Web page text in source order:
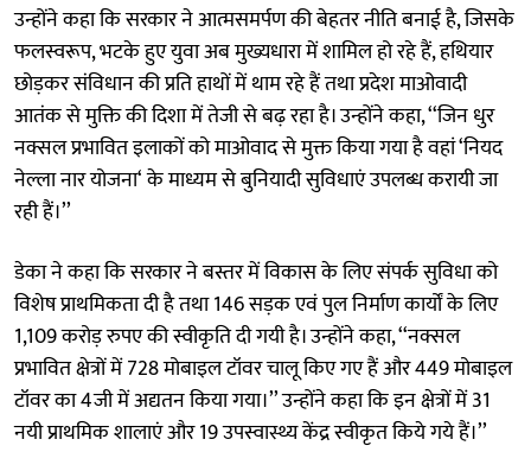
उन्होंने कहा कि सरकार ने आत्मसमर्पण की बेहतर नीति बनाई है, जिसके
फलस्वरूप, भटके हुए युवा अब मुख्यधारा में शामिल हो रहे हैं, हथियार
छोड़कर संविधान की प्रति हाथों में थाम रहे हैं तथा प्रदेश माओवादी
आतंक से मुक्ति की दिशा में तेजी से बढ़ रहा है। उन्होंने कहा, ‘‘जिन धुर
नक्सल प्रभावित इलाकों को माओवाद से मुक्त किया गया है वहां ‘नियद
नेल्ला नार योजना‘ के माध्यम से बुनियादी सुविधाएं उपलब्ध करायी जा
रही हैं।’’
डेका ने कहा कि सरकार ने बस्तर में विकास के लिए संपर्क सुविधा को
विशेष प्राथमिकता दी है तथा 146 सड़क एवं पुल निर्माण कार्यों के लिए
1,109 करोड़ रुपए की स्वीकृति दी गयी है। उन्होंने कहा, ‘‘नक्सल
प्रभावित क्षेत्रों में 728 मोबाइल टॉवर चालू किए गए हैं और 449 मोबाइल
टॉवर का 4जी में अद्यतन किया गया।’’ उन्होंने कहा कि इन क्षेत्रों में 31
नयी प्राथमिक शालाएं और 19 उपस्वास्थ्य केंद्र स्वीकृत किये गये हैं।’’